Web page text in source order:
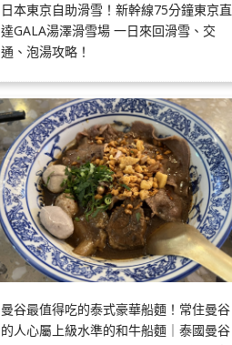
日本東京自助滑雪！新幹線75分鐘東京直
達GALA湯澤滑雪場 一日來回滑雪、交
通、泡湯攻略！
曼谷最值得吃的泰式豪華船麵！常住曼谷
的人心屬上級水準的和牛船麵｜泰國曼谷